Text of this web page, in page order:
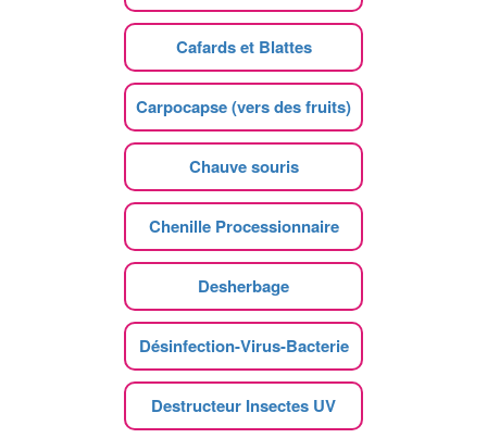
Cafards et Blattes
Carpocapse (vers des fruits)
Chauve souris
Chenille Processionnaire
Desherbage
Désinfection-Virus-Bacterie
Destructeur Insectes UV